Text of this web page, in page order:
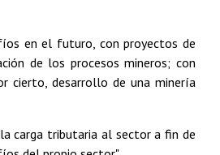
en el futuro, con proyectos de
de los procesos mineros; con
cierto, desarrollo de una minería
carga tributaria al sector a fin de